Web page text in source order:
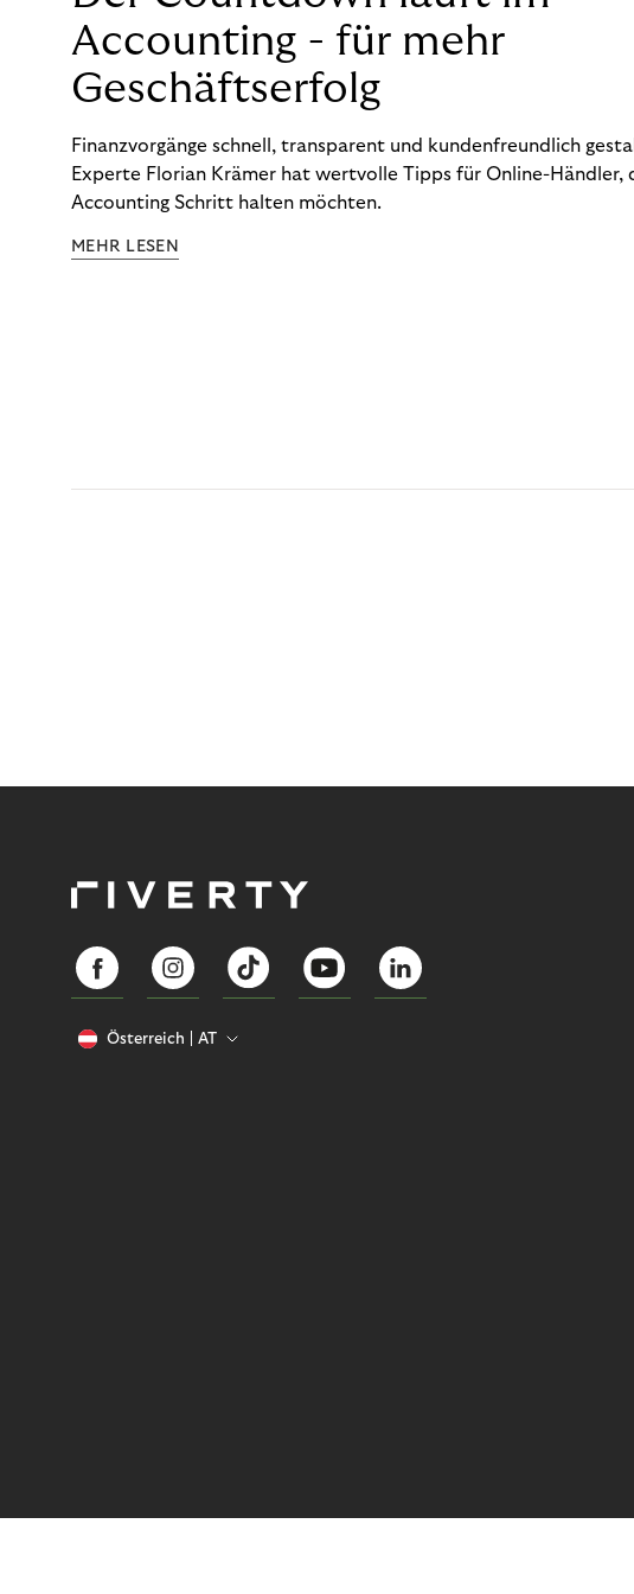
Accounting - für mehr
Geschäftserfolg
Finanzvorgänge schnell, transparent und kundenfreundlich
Experte Florian Krämer hat wertvolle Tipps für Online-Händler,
Accounting Schritt halten möchten.
MEHR LESEN
Österreich AT